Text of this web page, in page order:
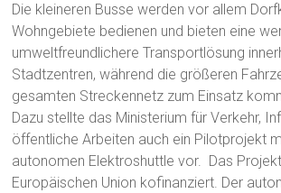
Die kleineren Busse werden vor allem
Wohngebiete bedienen und bieten eine
umweltfreundlichere Transportlösung
Stadtzentren, während die größeren
gesamten Streckennetz zum Einsatz
Dazu stellte das Ministerium für Verkehr,
öffentliche Arbeiten auch ein Pilotprojekt
autonomen Elektroshuttle vor. Das
Europäischen Union kofinanziert. Der